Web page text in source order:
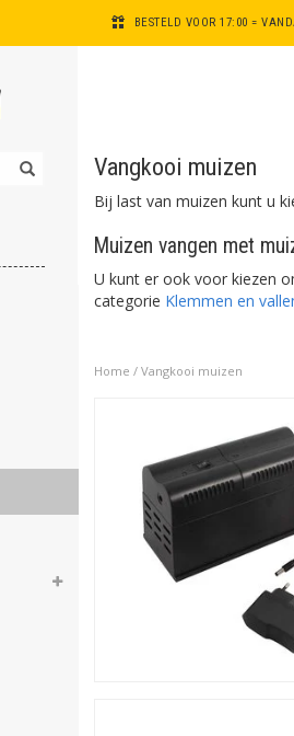
BESTELD VOOR 17:00 =
Vangkooi muizen
Bij last van muizen kunt u
Muizen vangen met
U kunt er ook voor kiezen
categorie Klemmen en
Home / Vangkooi muizen